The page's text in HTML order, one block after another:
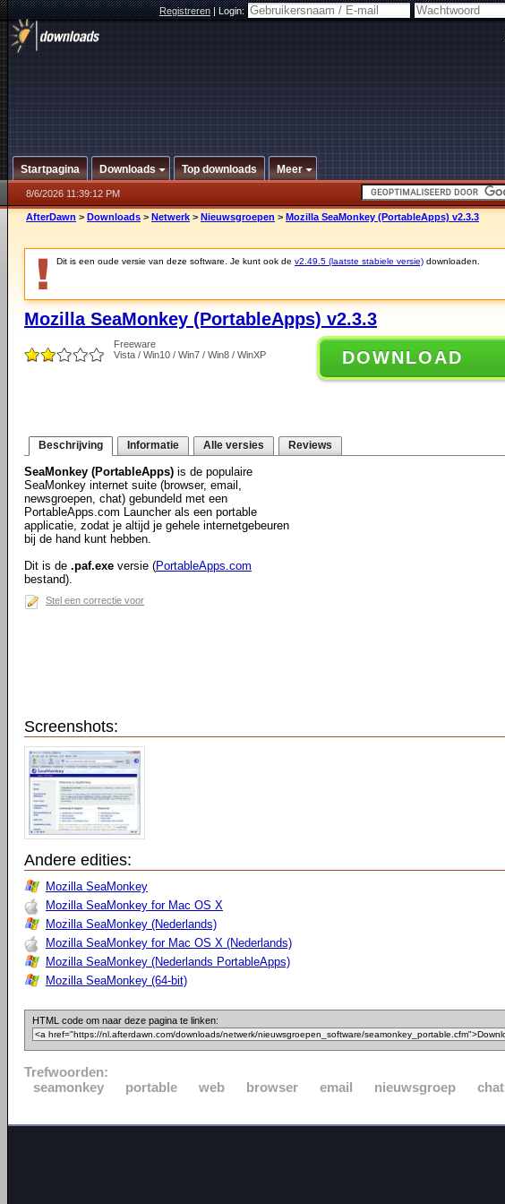
Registreren|Login:
Startpagina Downloads Top downloads Meer
8/6/2026 11:39:12 PM
AfterDawn > Downloads > Netwerk > Nieuwsgroepen > Mozilla SeaMonkey (PortableApps) v2.3.3
Dit is een oude versie van deze software. Je kunt ook de v2.49.5 (laatste stabiele versie) downloaden.
Mozilla SeaMonkey (PortableApps) v2.3.3
Freeware
Vista / Win10 / Win7 / Win8 / WinXP
DOWNLOAD
Beschrijving Informatie Alle versies Reviews
SeaMonkey (PortableApps) is de populaire
SeaMonkey internet suite (browser, email,
newsgroepen, chat) gebundeld met een
PortableApps.com Launcher als een portable
applicatie, zodat je altijd je gehele internetgebeuren
bij de hand kunt hebben.
Dit is de .paf.exe versie (PortableApps.com
bestand).
Stel een correctie voor
Screenshots:
Andere edities:
Mozilla SeaMonkey
Mozilla SeaMonkey for Mac OS X
Mozilla SeaMonkey (Nederlands)
Mozilla SeaMonkey for Mac OS X (Nederlands)
Mozilla SeaMonkey (Nederlands PortableApps)
Mozilla SeaMonkey (64-bit)
HTML code om naar deze pagina te linken:
Trefwoorden:
seamonkey
portable web browser email nieuwsgroep chat